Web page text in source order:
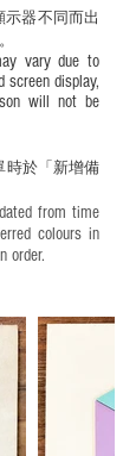
示器不同而出
vary due to
screen display,
will not be
時於「新增備
from time
colours in
order.